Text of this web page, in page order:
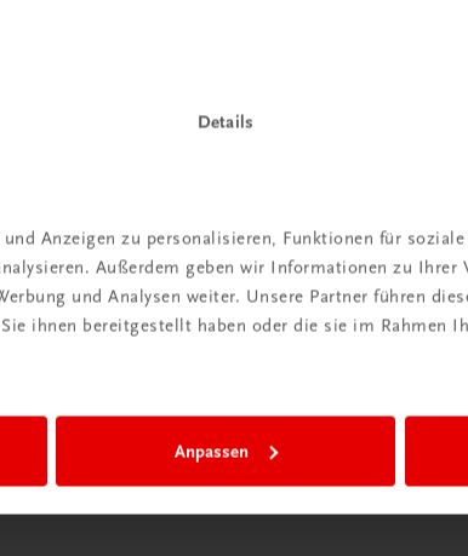
Details
Anzeigen zu personalisieren, Funktionen für
Außerdem geben wir Informationen zu Ihrer
und Analysen weiter. Unsere Partner führen
ihnen bereitgestellt haben oder die sie im Rahmen
Anpassen
TRAUNER Akademie
Arbeitssicherheit &